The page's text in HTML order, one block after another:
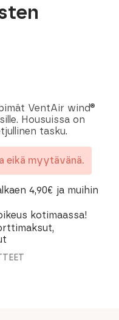
VentAir wind®
Housuissa on
tasku.
eikä myytävänä.
4,90€ ja muihin
kotimaassa!